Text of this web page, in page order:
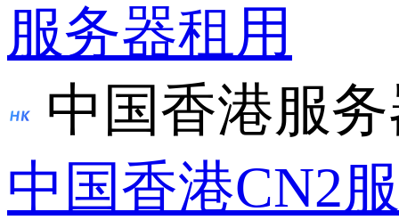
服务器租用
中国香港服
中国香港CN2